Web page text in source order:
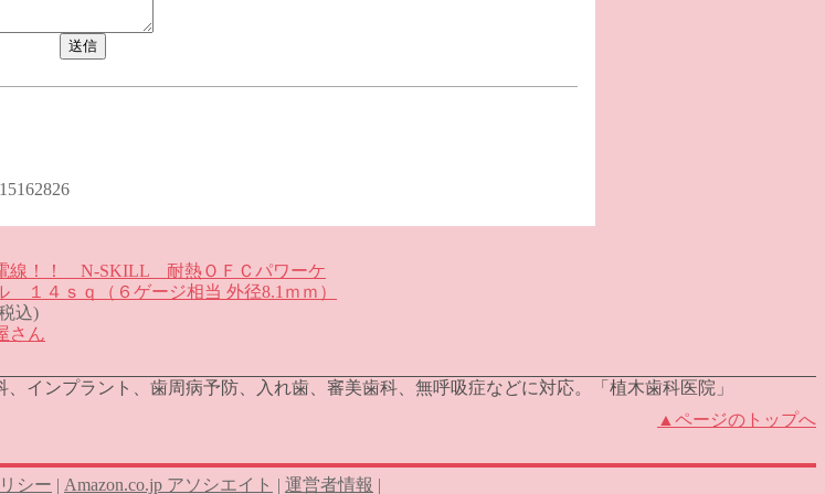
線！！ N-SKILL 耐熱ＯＦＣパワーケ
１４ｓｑ（６ゲージ相当 外径8.1ｍｍ）
込)
さん
インプラント、歯周病予防、入れ歯、審美歯科、無呼吸症などに対応。「植木歯科医院」
▲ページのトップへ
シー | Amazon.co.jp アソシエイト | 運営者情報 |